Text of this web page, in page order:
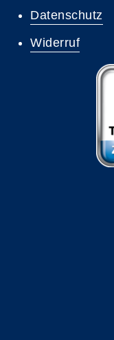
Datenschutz
Widerruf